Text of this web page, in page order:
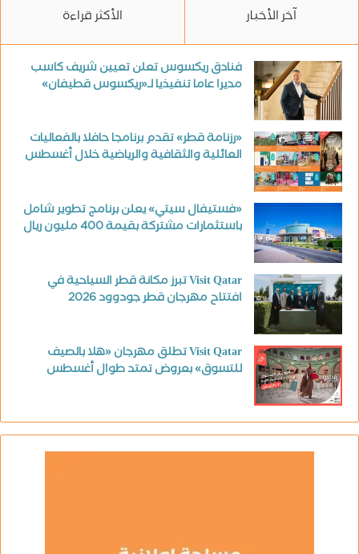
آخر الأخبار الأكثر قراءة
فنادق ريكسوس تعلن تعيين شريف كاسب
مديرا عاما تنفيذيا لـ«ريكسوس قطيفان»
«رزنامة قطر» تقدم برنامجا حافلا بالفعاليات
العائلية والثقافية والرياضية خلال أغسطس
«فستيفال سيتي» يعلن برنامج تطوير شامل
باستثمارات مشتركة بقيمة 400 مليون ريال
Visit Qatar تبرز مكانة قطر السياحية في
افتتاح مهرجان قطر جودوود 2026
Visit Qatar تطلق مهرجان «هلا بالصيف
للتسوق» بعروض تمتد طوال أغسطس